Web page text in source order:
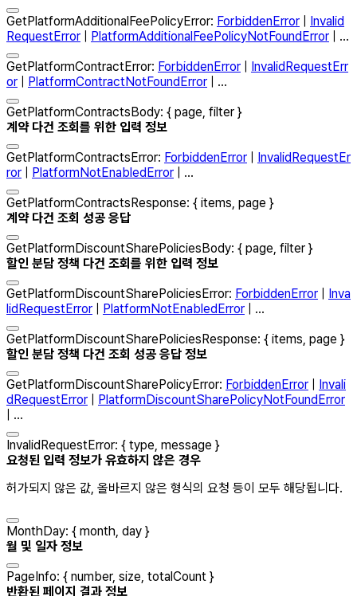
GetPlatformAdditionalFeePolicyError: ForbiddenError
Invalid
RequestError
PlatformAdditionalFeePolicyNotFoundError | ...
GetPlatformContractError: ForbiddenError
InvalidRequestErr
or
PlatformContractNotFoundError | ...
GetPlatformContractsBody: { page, filter }
계약 다건 조회를 위한 입력 정보
GetPlatformContractsError: ForbiddenError
InvalidRequestEr
ror
PlatformNotEnabledError | ...
GetPlatformContractsResponse: { items, page }
계약 다건 조회 성공 응답
GetPlatformDiscountSharePoliciesBody: { page, filter }
할인 분담 정책 다건 조회를 위한 입력 정보
GetPlatformDiscountSharePoliciesError: ForbiddenError
Inva
lidRequestError
PlatformNotEnabledError | ...
GetPlatformDiscountSharePoliciesResponse: { items, page }
할인 분담 정책 다건 조회 성공 응답 정보
GetPlatformDiscountSharePolicyError: ForbiddenError
Invali
dRequestError
PlatformDiscountSharePolicyNotFoundError
| ...
InvalidRequestError: { type, message }
요청된 입력 정보가 유효하지 않은 경우
허가되지 않은 값, 올바르지 않은 형식의 요청 등이 모두 해당됩니다.
MonthDay: { month, day }
월 및 일자 정보
PageInfo: { number, size, totalCount }
반환된 페이지 결과 정보